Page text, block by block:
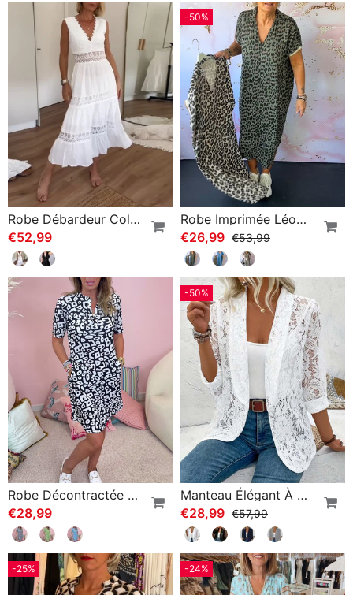
Robe Débardeur Col V En Dentelle
€52,99
-50%
Robe Imprimée Léopard À Manches Courtes Et Col V
€26,99 €53,99
Robe Décontractée À Col En V Et Poche Imprimée
€28,99
-50%
Manteau Élégant À Revers En Dentelle Florale De Couleur Unie
€28,99 €57,99
-25% -24%